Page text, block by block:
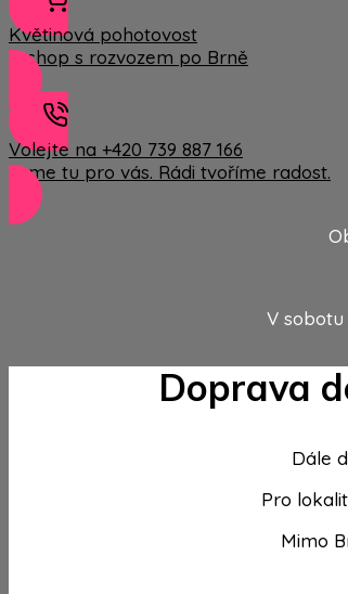
Květinová pohotovost
E-shop s rozvozem po Brně
Volejte na +420 739 887 166
Jsme tu pro vás. Rádi tvoříme radost.
V sobotu
Doprava
Dále
Pro
Mimo